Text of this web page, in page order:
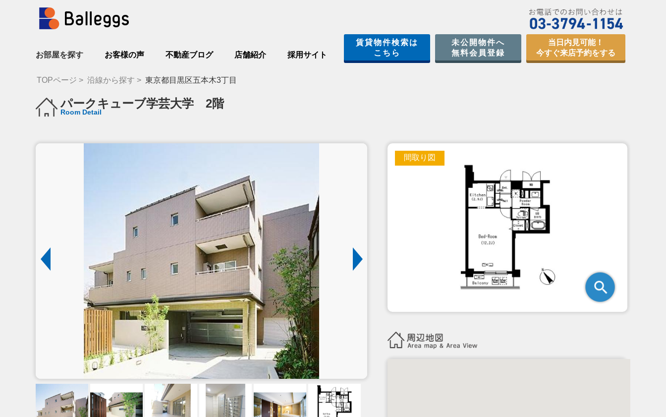
お部屋を探す お客様の声 不動産ブログ 店舗紹介 採用サイト
賃貸物件検索は
こちら
未公開物件へ
無料会員登録
当日内見可能！
今すぐ来店予約をする
TOPページ 沿線から探す 東京都目黒区五本木3丁目
パークキューブ学芸大学 2階
Room Detail
間取り図